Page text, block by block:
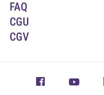
FAQ
CGU
CGV